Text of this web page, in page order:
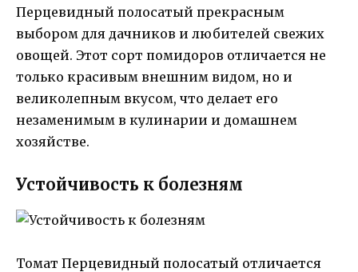
Перцевидный полосатый прекрасным
выбором для дачников и любителей свежих
овощей. Этот сорт помидоров отличается не
только красивым внешним видом, но и
великолепным вкусом, что делает его
незаменимым в кулинарии и домашнем
хозяйстве.
Устойчивость к болезням
Томат Перцевидный полосатый отличается